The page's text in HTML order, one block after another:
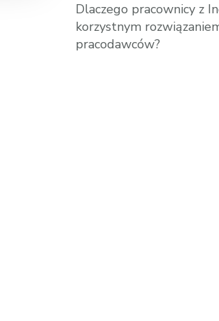
Dlaczego pracownicy z
korzystnym
pracodawców?